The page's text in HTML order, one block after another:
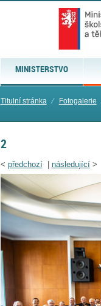
MINISTERSTVO
Titulní stránka ⁄ Fotogalerie
2
< předchozí| následující>